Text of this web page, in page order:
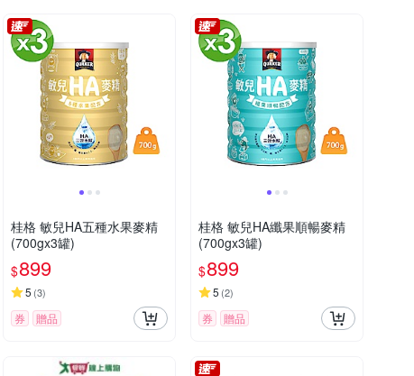
桂格 敏兒HA五種水果麥精
(700gx3罐)
$899
5 (3)
券 贈品
桂格 敏兒HA纖果順暢麥精
(700gx3罐)
$899
5 (2)
券 贈品